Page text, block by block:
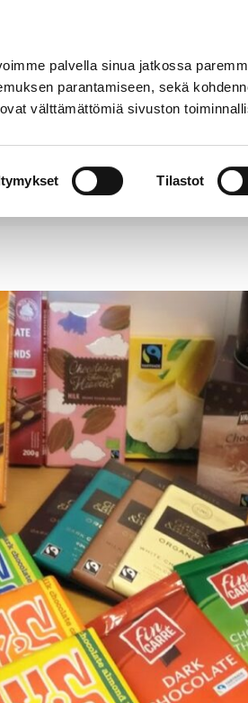
palvella sinua jatkossa
parantamiseen, sekä
välttämättömiä sivuston
Tilastot